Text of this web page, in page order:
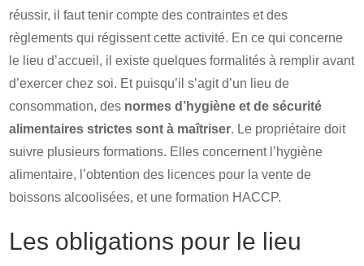
réussir, il faut tenir compte des contraintes et des
règlements qui régissent cette activité. En ce qui concerne
le lieu d’accueil, il existe quelques formalités à remplir avant
d’exercer chez soi. Et puisqu’il s’agit d’un lieu de
consommation, des normes d’hygiène et de sécurité
alimentaires strictes sont à maîtriser. Le propriétaire doit
suivre plusieurs formations. Elles concernent l’hygiène
alimentaire, l’obtention des licences pour la vente de
boissons alcoolisées, et une formation HACCP.
Les obligations pour le lieu